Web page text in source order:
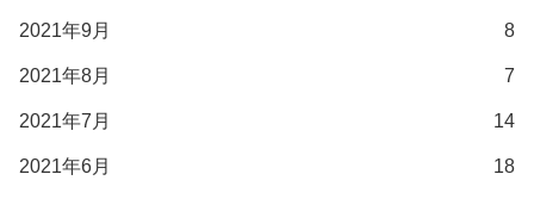
2021年9月 8
2021年8月 7
2021年7月 14
2021年6月 18